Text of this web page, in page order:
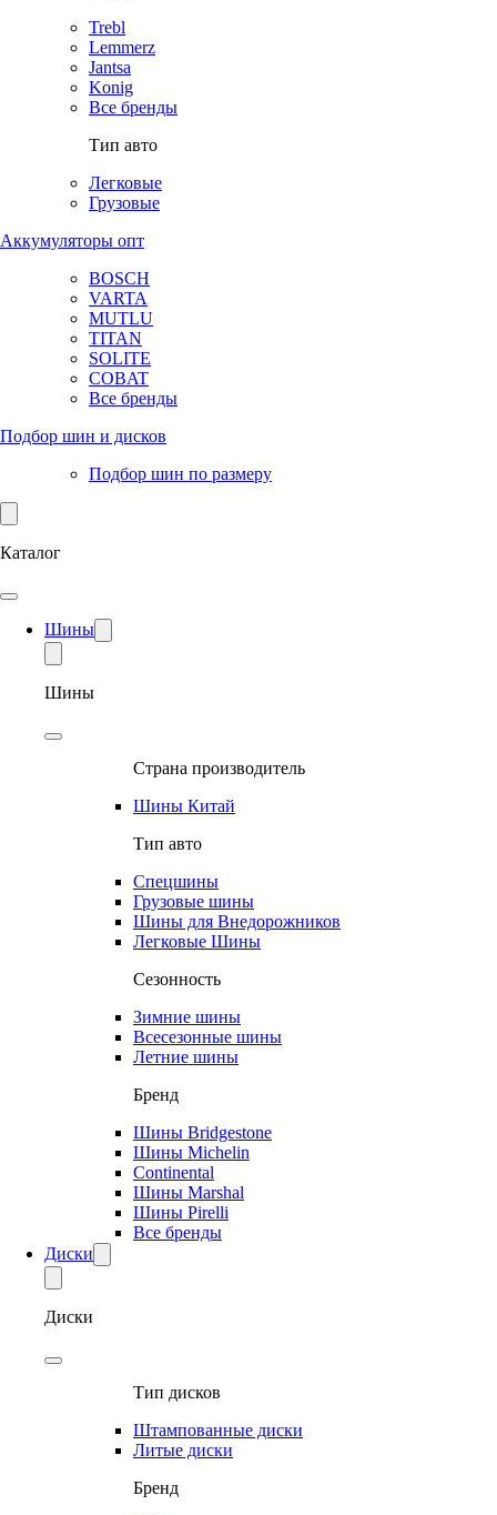
Trebl
Lemmerz
Jantsa
Konig
Все бренды
Тип авто
Легковые
Грузовые
Аккумуляторы опт
BOSCH
VARTA
MUTLU
TITAN
SOLITE
COBAT
Все бренды
Подбор шин и дисков
Подбор шин по размеру
Каталог
Шины
Шины
Страна производитель
Шины Китай
Тип авто
Спецшины
Грузовые шины
Шины для Внедорожников
Легковые Шины
Сезонность
Зимние шины
Всесезонные шины
Летние шины
Бренд
Шины Bridgestone
Шины Michelin
Continental
Шины Marshal
Шины Pirelli
Все бренды
Диски
Диски
Тип дисков
Штампованные диски
Литые диски
Бренд